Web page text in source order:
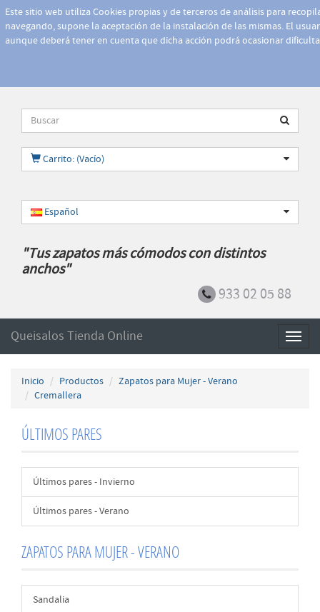
Este sitio web utiliza Cookies propias y de terceros de análisis para
navegando, supone la aceptación de la instalación de las mismas. El
aunque deberá tener en cuenta que dicha acción podrá ocasionar
Carrito: (Vacío)
Español
"Tus zapatos más cómodos con distintos
anchos"
933 02 05 88
Queisalos Tienda Online
Inicio Productos
Zapatos para Mujer - Verano
Cremallera
ÚLTIMOS PARES
Últimos pares - Invierno
Últimos pares - Verano
ZAPATOS PARA MUJER - VERANO
Sandalia